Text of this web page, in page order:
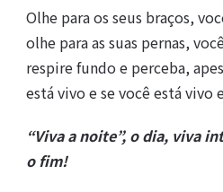
Olhe para os seus braços,
olhe para as suas pernas,
respire fundo e perceba,
está vivo e se você está vivo
“Viva a noite”, o dia, viva
o fim!